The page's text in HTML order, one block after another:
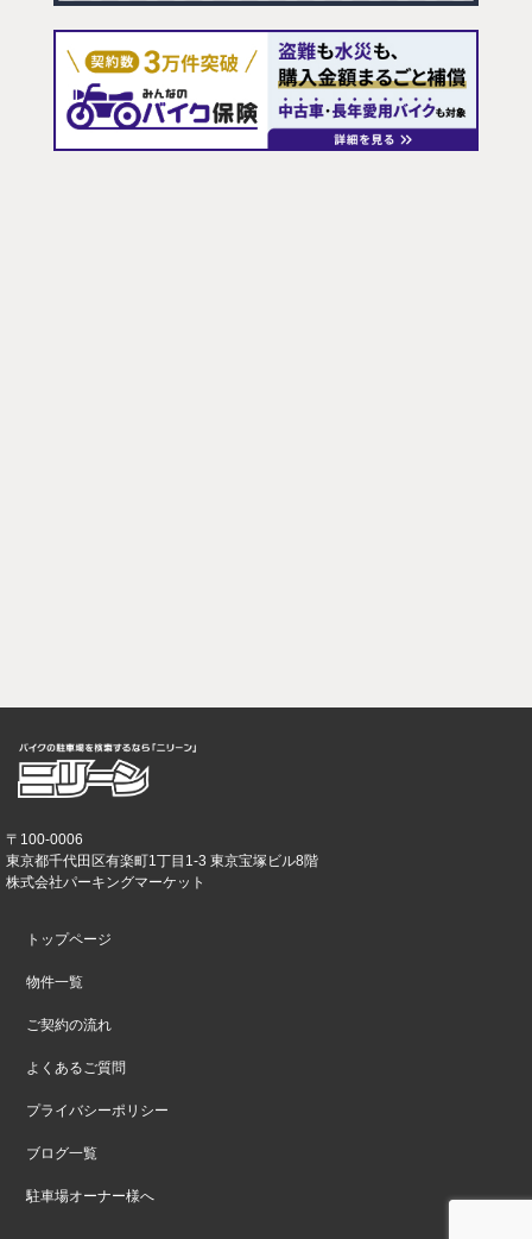
〒100-0006
東京都千代田区有楽町1丁目1-3 東京宝塚ビル8階
株式会社パーキングマーケット
トップページ
物件一覧
ご契約の流れ
よくあるご質問
プライバシーポリシー
ブログ一覧
駐車場オーナー様へ